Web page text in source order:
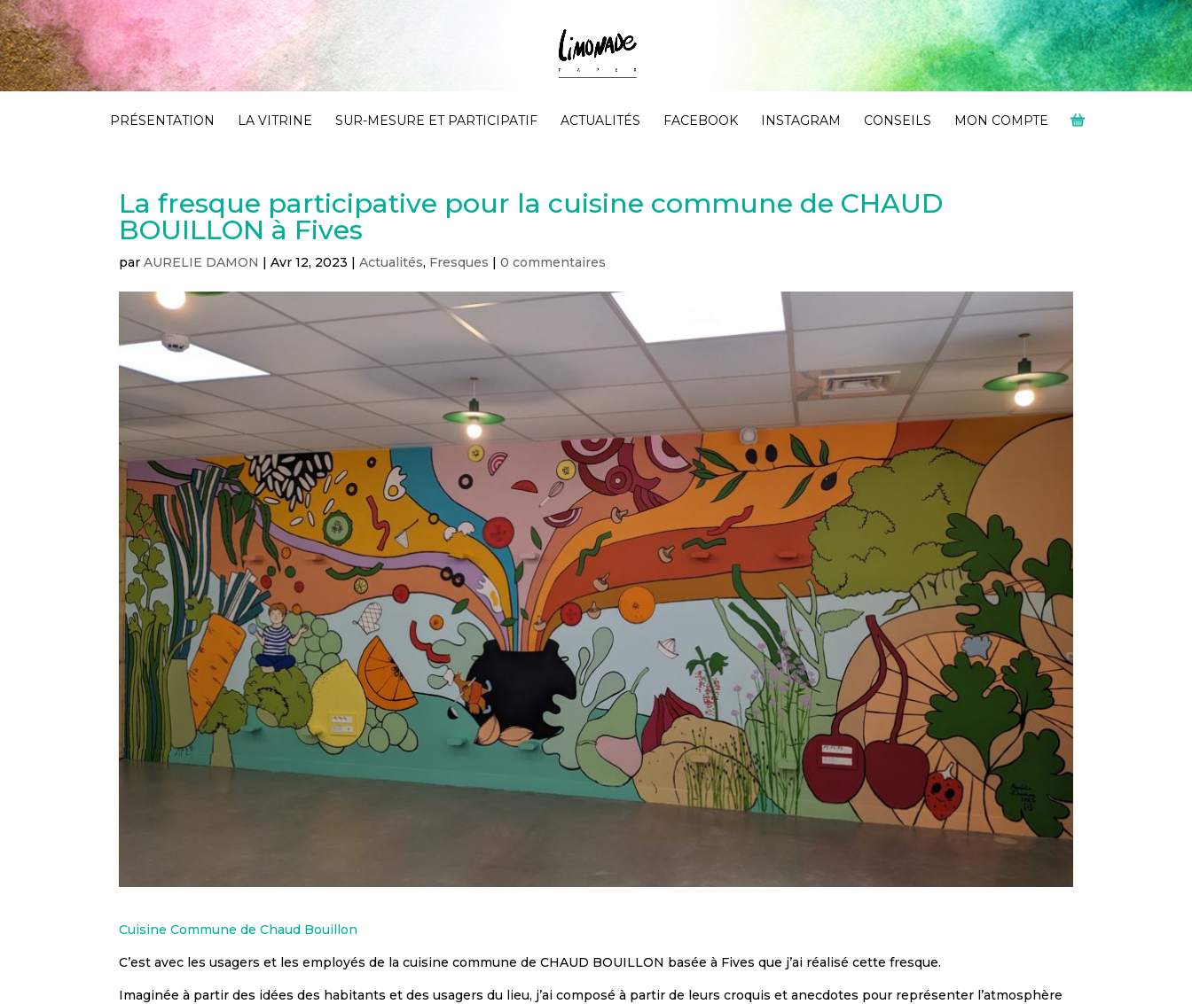
PRÉSENTATION LA VITRINE SUR-MESURE ET PARTICIPATIF ACTUALITÉS FACEBOOK INSTAGRAM CONSEILS MON COMPTE
La fresque participative pour la cuisine commune de CHAUD
BOUILLON à Fives
parAURELIE DAMON |Avr 12, 2023 |Actualités, Fresques |0 commentaires
Cuisine Commune de Chaud Bouillon
C’est avec les usagers et les employés de la cuisine commune de CHAUD BOUILLON basée à Fives que j’ai réalisé cette fresque.
Imaginée à partir des idées des habitants et des usagers du lieu, j’ai composé à partir de leurs croquis et anecdotes pour représenter l’atmosphère